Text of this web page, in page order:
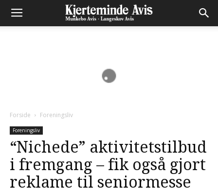
Forside Foreningsliv
Foreningsliv
“Nichede” aktivitetstilbud
i fremgang – fik også gjort
reklame til seniormesse